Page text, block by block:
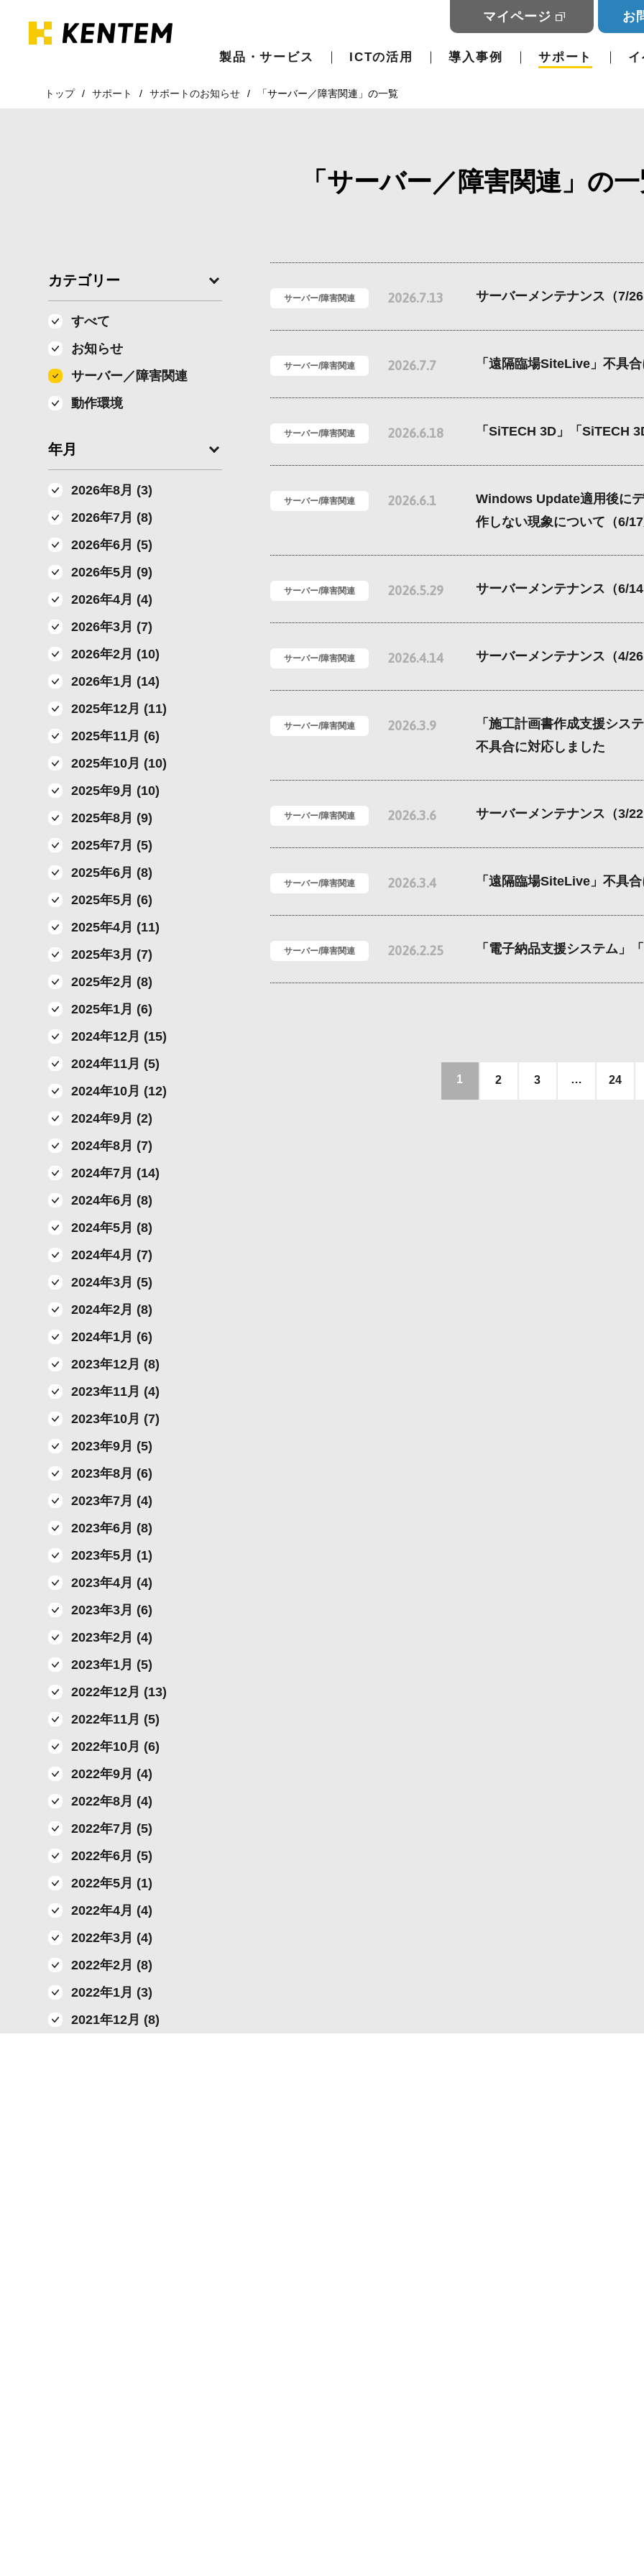
製品・サービス ICTの活用 導入事例 サポート
マイページ お
トップ サポート サポートのお知らせ 「サーバー／障害関連」の一覧
「サーバー／障害関連」の
カテゴリー
すべて
お知らせ
サーバー／障害関連
動作環境
年月
2026年8月 (3)
2026年7月 (8)
2026年6月 (5)
2026年5月 (9)
2026年4月 (4)
2026年3月 (7)
2026年2月 (10)
2026年1月 (14)
2025年12月 (11)
2025年11月 (6)
2025年10月 (10)
2025年9月 (10)
2025年8月 (9)
2025年7月 (5)
2025年6月 (8)
2025年5月 (6)
2025年4月 (11)
2025年3月 (7)
2025年2月 (8)
2025年1月 (6)
2024年12月 (15)
2024年11月 (5)
2024年10月 (12)
2024年9月 (2)
2024年8月 (7)
2024年7月 (14)
2024年6月 (8)
2024年5月 (8)
2024年4月 (7)
2024年3月 (5)
2024年2月 (8)
2024年1月 (6)
2023年12月 (8)
2023年11月 (4)
2023年10月 (7)
2023年9月 (5)
2023年8月 (6)
2023年7月 (4)
2023年6月 (8)
2023年5月 (1)
2023年4月 (4)
2023年3月 (6)
2023年2月 (4)
2023年1月 (5)
2022年12月 (13)
2022年11月 (5)
2022年10月 (6)
2022年9月 (4)
2022年8月 (4)
2022年7月 (5)
2022年6月 (5)
2022年5月 (1)
2022年4月 (4)
2022年3月 (4)
2022年2月 (8)
2022年1月 (3)
2021年12月 (8)
サーバー/障害関連 2026.7.13 サーバーメンテナンス（7/
サーバー/障害関連 2026.7.7 「遠隔臨場SiteLive」不具
サーバー/障害関連 2026.6.18 「SiTECH 3D」「SiTECH
サーバー/障害関連 2026.6.1
Windows Update適用後に
作しない現象について（6/
サーバー/障害関連 2026.5.29 サーバーメンテナンス（6/
サーバー/障害関連 2026.4.14 サーバーメンテナンス（4/
サーバー/障害関連 2026.3.9
「施工計画書作成支援シス
不具合に対応しました
サーバー/障害関連 2026.3.6 サーバーメンテナンス（3/
サーバー/障害関連 2026.3.4 「遠隔臨場SiteLive」不具
サーバー/障害関連 2026.2.25 「電子納品支援システム」
1 2 3 … 24